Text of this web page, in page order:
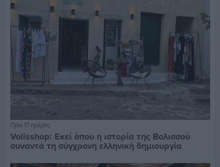
Πριν 17 ημέρες
Volisshop: Εκεί όπου η ιστορία της Βολισσού
συναντά τη σύγχρονη ελληνική δημιουργία